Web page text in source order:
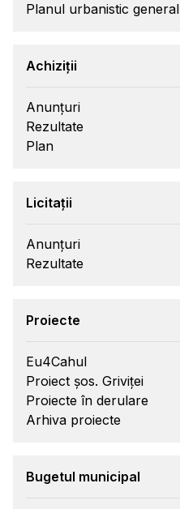
Planul urbanistic general
Achiziții
Anunțuri
Rezultate
Plan
Licitații
Anunțuri
Rezultate
Proiecte
Eu4Cahul
Proiect șos. Griviței
Proiecte în derulare
Arhiva proiecte
Bugetul municipal